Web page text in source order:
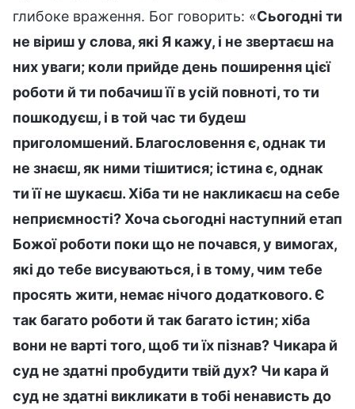
глибоке враження. Бог говорить: «Сьогодні ти
не віриш у слова, які Я кажу, і не звертаєш на
них уваги; коли прийде день поширення цієї
роботи й ти побачиш її в усій повноті, то ти
пошкодуєш, і в той час ти будеш
приголомшений. Благословення є, однак ти
не знаєш, як ними тішитися; істина є, однак
ти її не шукаєш. Хіба ти не накликаєш на себе
неприємності? Хоча сьогодні наступний етап
Божої роботи поки що не почався, у вимогах,
які до тебе висуваються, і в тому, чим тебе
просять жити, немає нічого додаткового. Є
так багато роботи й так багато істин; хіба
вони не варті того, щоб ти їх пізнав? Чикара й
суд не здатні пробудити твій дух? Чи кара й
суд не здатні викликати в тобі ненависть до